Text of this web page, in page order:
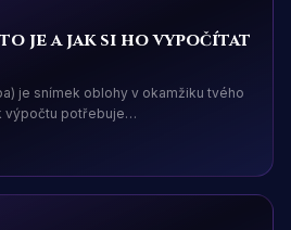
je a jak si ho vypočítat
je snímek oblohy v okamžiku tvého
výpočtu potřebuje…